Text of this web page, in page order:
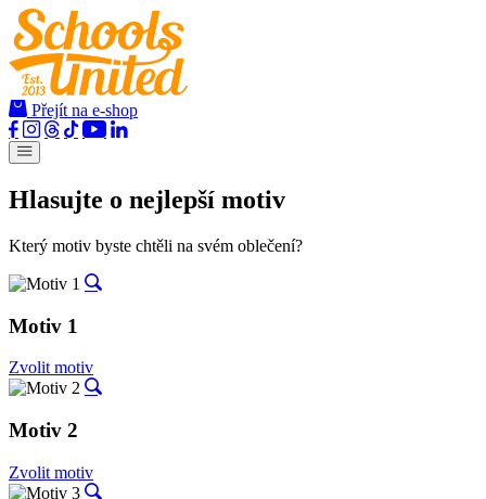
Přejít na e-shop
Hlasujte o nejlepší motiv
Který motiv byste chtěli na svém oblečení?
Motiv 1
Zvolit motiv
Motiv 2
Zvolit motiv